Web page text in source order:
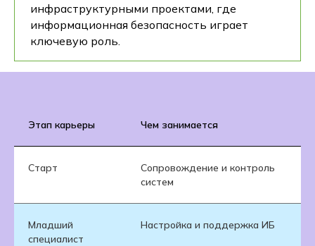
инфраструктурными проектами, где
информационная безопасность играет
ключевую роль.
Этап карьеры Чем занимается
Старт
Сопровождение и контроль
систем
Младший
специалист
Настройка и поддержка ИБ